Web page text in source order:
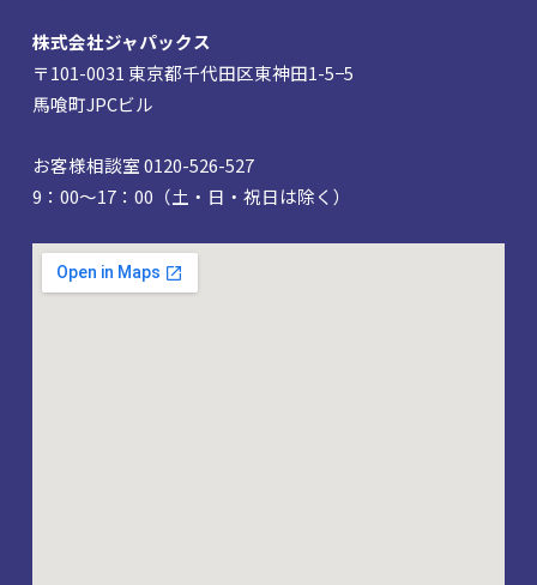
株式会社ジャパックス
〒101-0031 東京都千代田区東神田1-5−5
馬喰町JPCビル
お客様相談室 0120-526-527
9：00～17：00（土・日・祝日は除く）